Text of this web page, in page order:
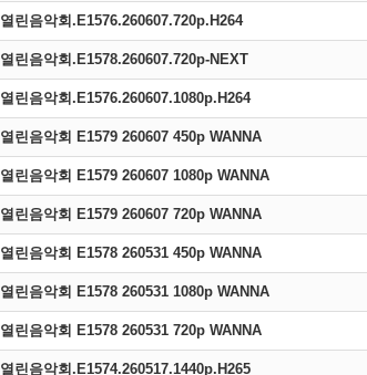
열린음악회.E1576.260607.720p.H264
열린음악회.E1578.260607.720p-NEXT
열린음악회.E1576.260607.1080p.H264
열린음악회 E1579 260607 450p WANNA
열린음악회 E1579 260607 1080p WANNA
열린음악회 E1579 260607 720p WANNA
열린음악회 E1578 260531 450p WANNA
열린음악회 E1578 260531 1080p WANNA
열린음악회 E1578 260531 720p WANNA
열린음악회.E1574.260517.1440p.H265